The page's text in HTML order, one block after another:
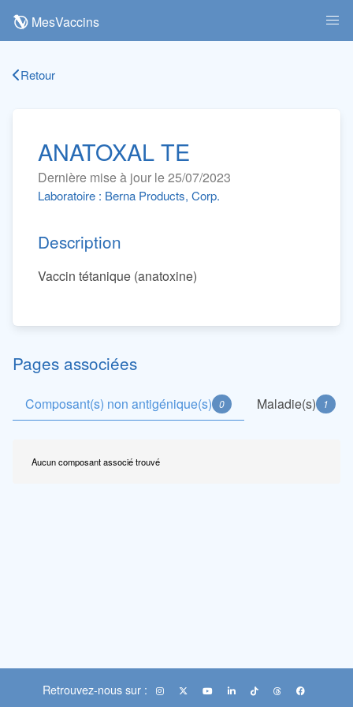
MesVaccins
Retour
ANATOXAL TE
Dernière mise à jour le 25/07/2023
Laboratoire : Berna Products, Corp.
Description
Vaccin tétanique (anatoxine)
Pages associées
Composant(s) non antigénique(s) 0 Maladie(s) 1
Aucun composant associé trouvé
Retrouvez-nous sur :